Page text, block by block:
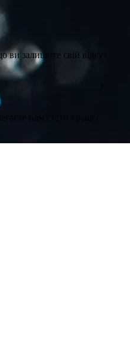
залишите свій відгук
нам стати краще!